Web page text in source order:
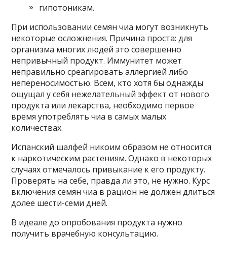
гипотоникам.
При использовании семян чиа могут возникнуть
некоторые осложнения. Причина проста: для
организма многих людей это совершенно
непривычный продукт. Иммунитет может
неправильно среагировать аллергией либо
непереносимостью. Всем, кто хотя бы однажды
ощущал у себя нежелательный эффект от нового
продукта или лекарства, необходимо первое
время употреблять чиа в самых малых
количествах.
Испанский шалфей никоим образом не относится
к наркотическим растениям. Однако в некоторых
случаях отмечалось привыкание к его продукту.
Проверять на себе, правда ли это, не нужно. Курс
включения семян чиа в рацион не должен длиться
долее шести-семи дней.
В идеале до опробования продукта нужно
получить врачебную консультацию.